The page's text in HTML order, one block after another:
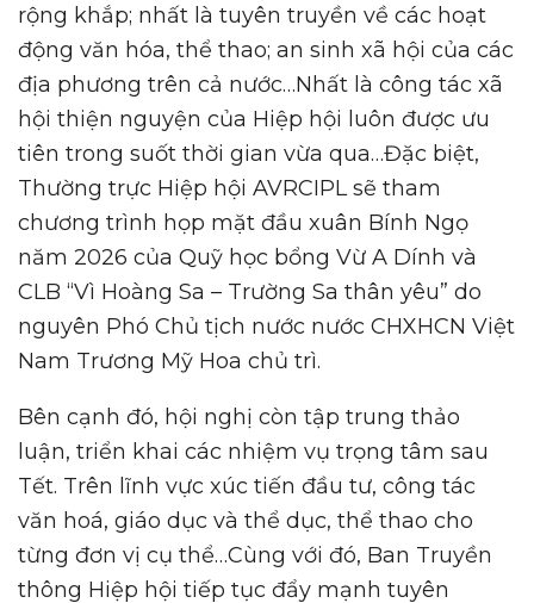
rộng khắp; nhất là tuyên truyền về các hoạt
động văn hóa, thể thao; an sinh xã hội của các
địa phương trên cả nước…Nhất là công tác xã
hội thiện nguyện của Hiệp hội luôn được ưu
tiên trong suốt thời gian vừa qua…Đặc biệt,
Thường trực Hiệp hội AVRCIPL sẽ tham
chương trình họp mặt đầu xuân Bính Ngọ
năm 2026 của Quỹ học bổng Vừ A Dính và
CLB “Vì Hoàng Sa – Trường Sa thân yêu” do
nguyên Phó Chủ tịch nước nước CHXHCN Việt
Nam Trương Mỹ Hoa chủ trì.
Bên cạnh đó, hội nghị còn tập trung thảo
luận, triển khai các nhiệm vụ trọng tâm sau
Tết. Trên lĩnh vực xúc tiến đầu tư, công tác
văn hoá, giáo dục và thể dục, thể thao cho
từng đơn vị cụ thể…Cùng với đó, Ban Truyền
thông Hiệp hội tiếp tục đẩy mạnh tuyên